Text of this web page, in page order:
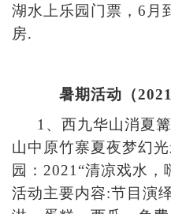
湖水上乐园门票，6月
房.
暑期活动（
1、西九华山消夏
山中原竹寨夏夜梦幻
园：2021“清凉戏水，
活动主要内容:节目演